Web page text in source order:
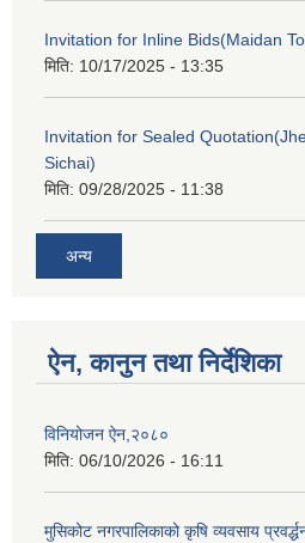
Invitation for Inline Bids(Maidan
मिति: 10/17/2025 - 13:35
Invitation for Sealed
Sichai)
मिति: 09/28/2025 - 11:38
अन्य
ऐन, कानुन तथा निर्देशिका
विनियोजन ऐन,२०८०
मिति: 06/10/2026 - 16:11
मुसिकोट नगरपालिकाको कृषि व्यवसाय